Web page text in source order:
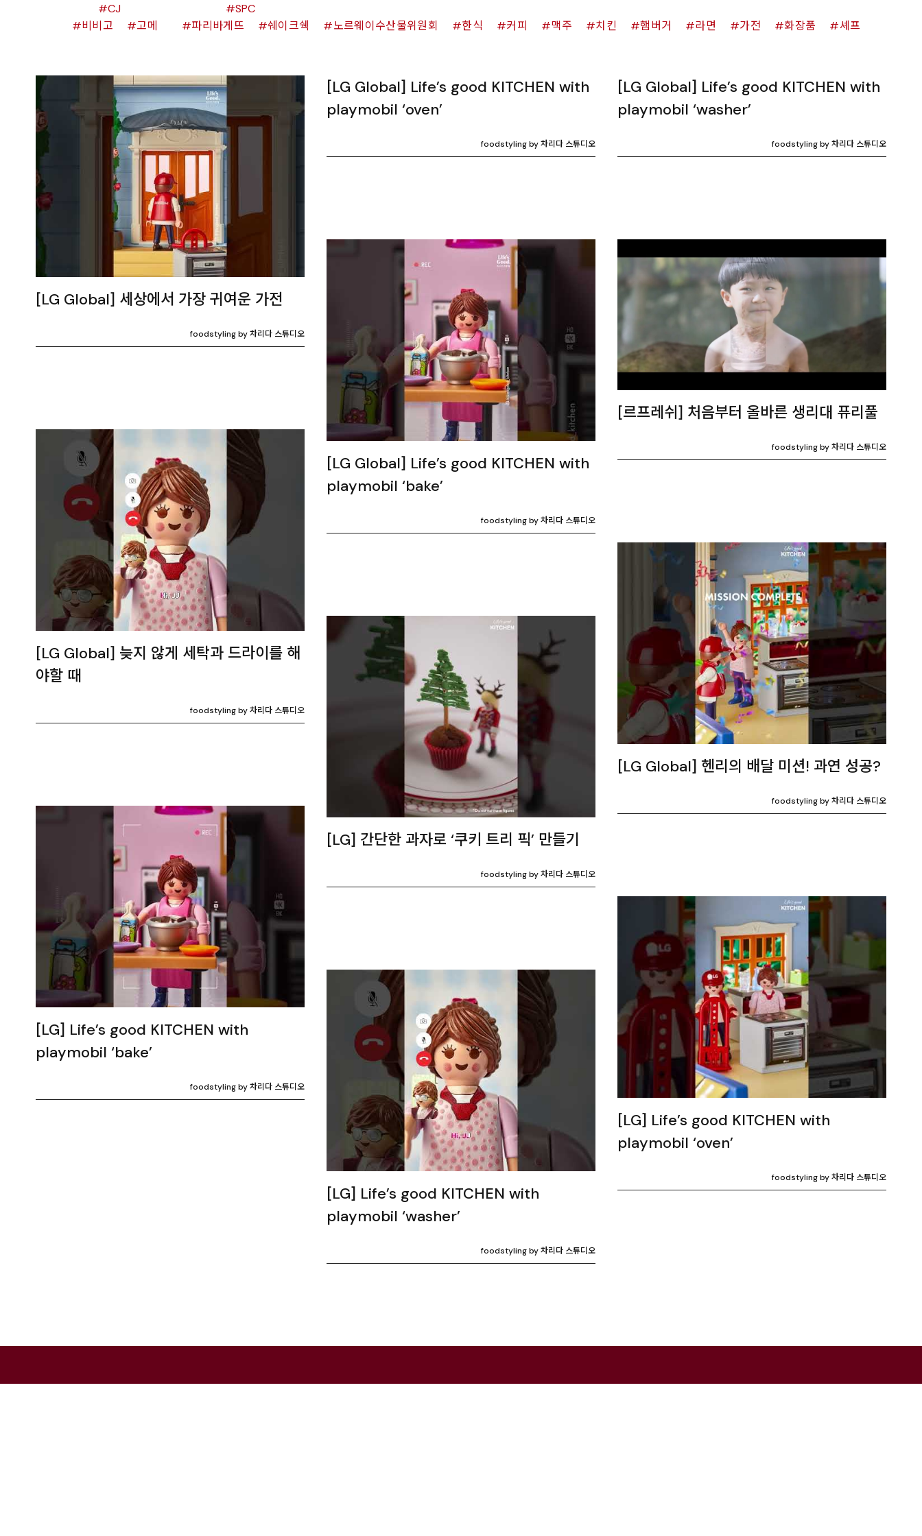
CJ
비비고
고메
SPC
파리바게뜨
쉐이크쉑 노르웨이수산물위원회 한식 커피 맥주 치킨 햄버거 라면 가전 화장품 셰프
[LG Global] 세상에서 가장 귀여운 가전
foodstyling by 차리다 스튜디오
[LG Global] Life’s good KITCHEN with
playmobil ‘oven’
foodstyling by 차리다 스튜디오
[LG Global] Life’s good KITCHEN with
playmobil ‘washer’
foodstyling by 차리다 스튜디오
[LG Global] Life’s good KITCHEN with
playmobil ‘bake’
foodstyling by 차리다 스튜디오
[르프레쉬] 처음부터 올바른 생리대 퓨리풀
foodstyling by 차리다 스튜디오
[LG Global] 늦지 않게 세탁과 드라이를 해
야할 때
foodstyling by 차리다 스튜디오
[LG Global] 헨리의 배달 미션! 과연 성공?
foodstyling by 차리다 스튜디오
[LG] 간단한 과자로 ‘쿠키 트리 픽’ 만들기
foodstyling by 차리다 스튜디오
[LG] Life’s good KITCHEN with
playmobil ‘bake’
foodstyling by 차리다 스튜디오
[LG] Life’s good KITCHEN with
playmobil ‘oven’
foodstyling by 차리다 스튜디오
[LG] Life’s good KITCHEN with
playmobil ‘washer’
foodstyling by 차리다 스튜디오